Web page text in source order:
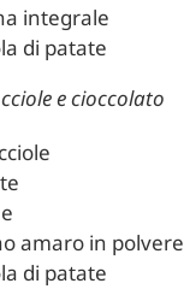
integrale
di patate
e cioccolato
amaro in polvere
di patate